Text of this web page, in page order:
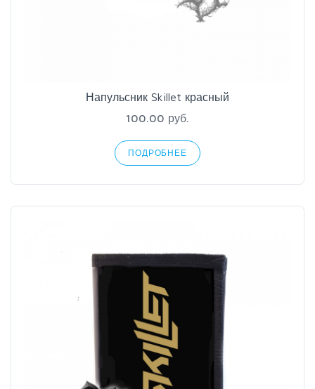
Напульсник Skillet красный
100.00 руб.
ПОДРОБНЕЕ